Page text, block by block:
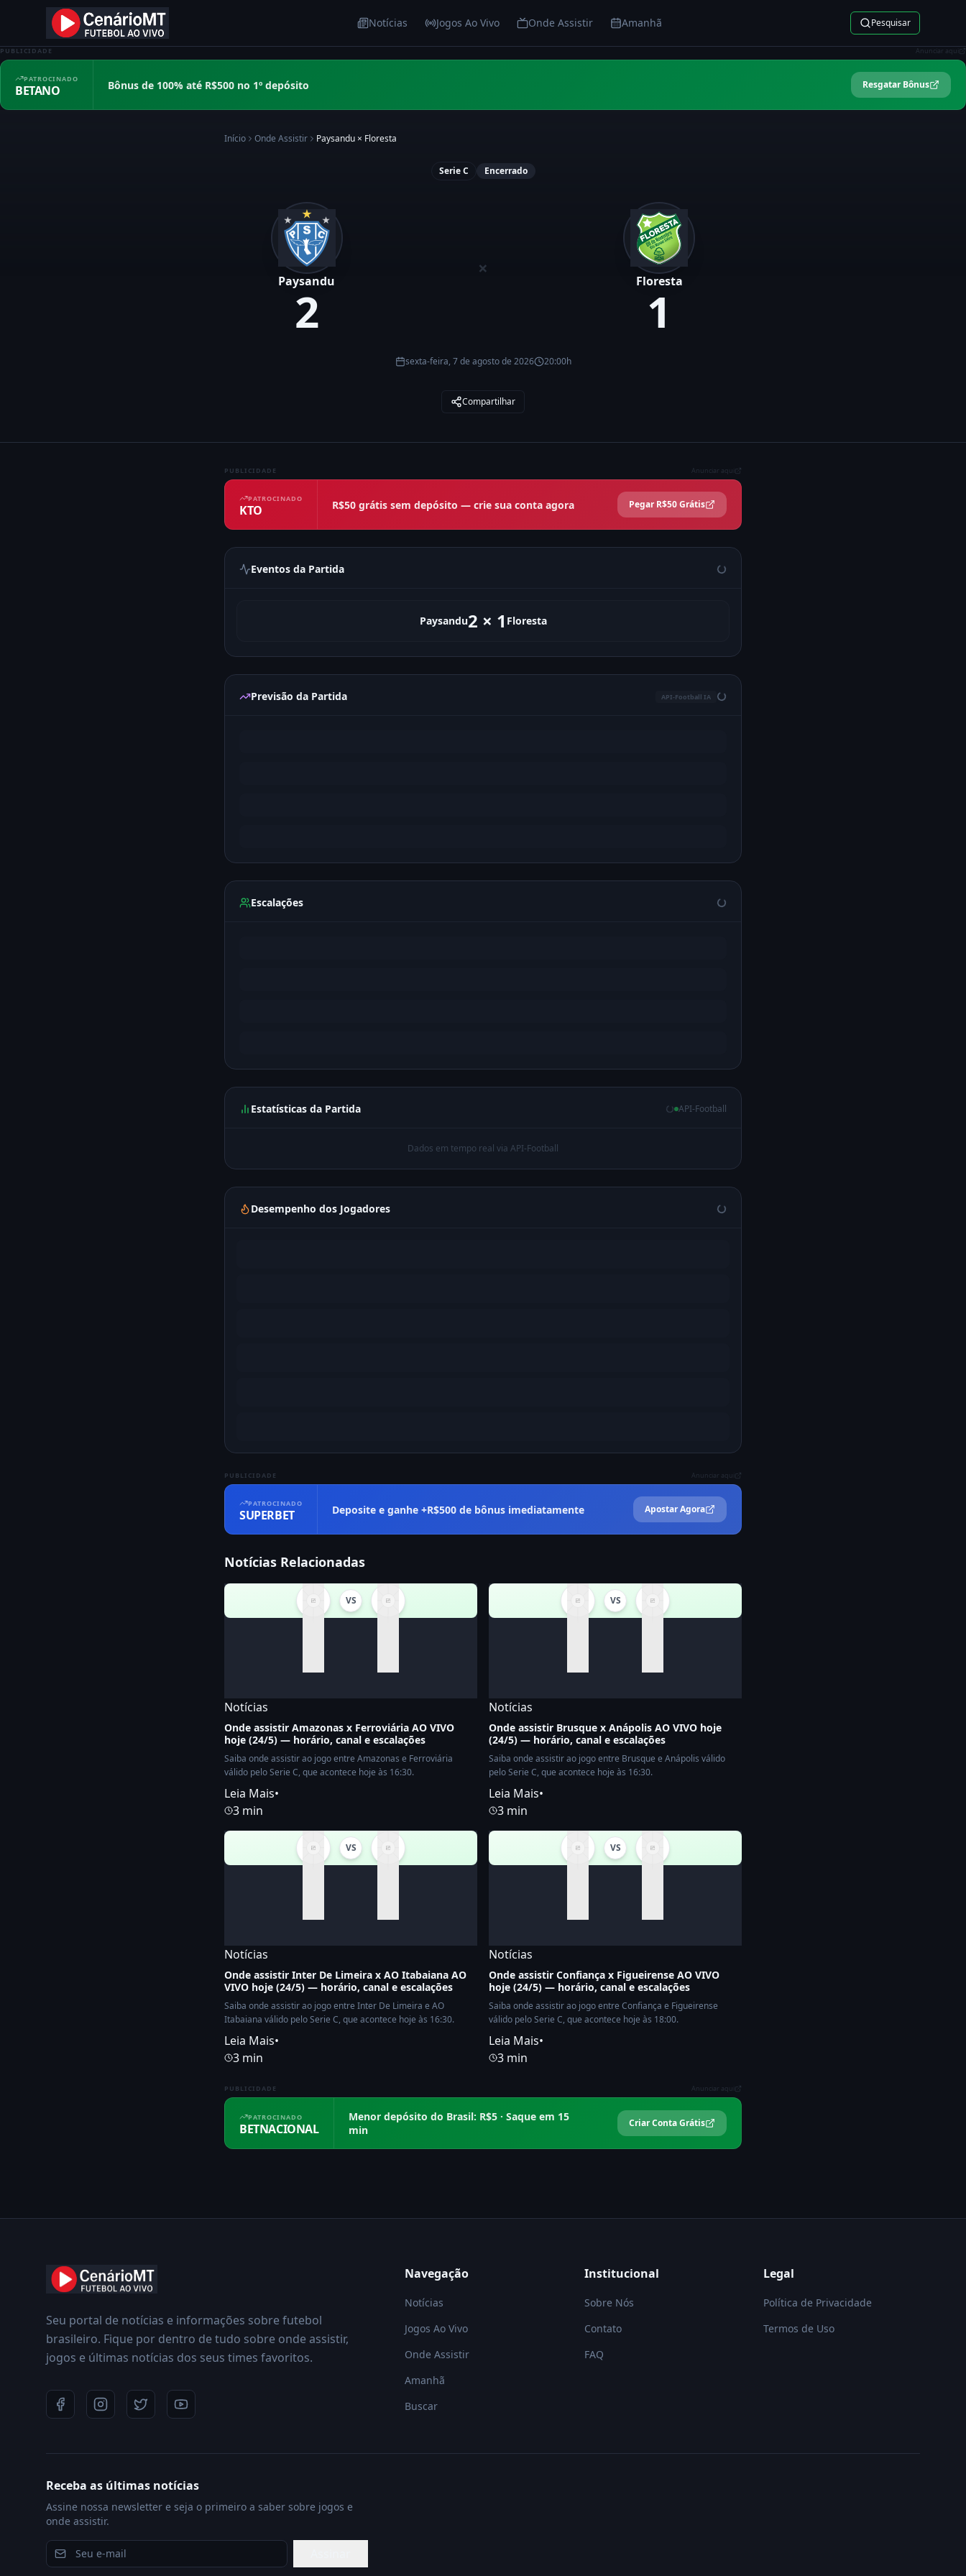
Notícias Jogos Ao Vivo Onde Assistir Amanhã Pesquisar
PUBLICIDADE Anunciar aqui
PATROCINADO
BETANO Bônus de 100% até R$500 no 1º depósito Resgatar Bônus
Início Onde Assistir Paysandu × Floresta
Serie C Encerrado
Paysandu
2
×
Floresta
1
sexta-feira, 7 de agosto de 2026 20:00h
Compartilhar
PUBLICIDADE Anunciar aqui
PATROCINADO
KTO R$50 grátis sem depósito — crie sua conta agora Pegar R$50 Grátis
Eventos da Partida
Paysandu2 × 1 Floresta
Previsão da Partida API-Football IA
Escalações
Estatísticas da Partida API-Football
Dados em tempo real via API-Football
Desempenho dos Jogadores
PUBLICIDADE Anunciar aqui
PATROCINADO
SUPERBET Deposite e ganhe +R$500 de bônus imediatamente Apostar Agora
Notícias Relacionadas
VS
Notícias
Onde assistir Amazonas x Ferroviária AO VIVO
hoje (24/5) — horário, canal e escalações
Saiba onde assistir ao jogo entre Amazonas e Ferroviária
válido pelo Serie C, que acontece hoje às 16:30.
Leia Mais•
3 min
VS
Notícias
Onde assistir Brusque x Anápolis AO VIVO hoje
(24/5) — horário, canal e escalações
Saiba onde assistir ao jogo entre Brusque e Anápolis válido
pelo Serie C, que acontece hoje às 16:30.
Leia Mais•
3 min
VS
Notícias
Onde assistir Inter De Limeira x AO Itabaiana AO
VIVO hoje (24/5) — horário, canal e escalações
Saiba onde assistir ao jogo entre Inter De Limeira e AO
Itabaiana válido pelo Serie C, que acontece hoje às 16:30.
Leia Mais•
3 min
VS
Notícias
Onde assistir Confiança x Figueirense AO VIVO
hoje (24/5) — horário, canal e escalações
Saiba onde assistir ao jogo entre Confiança e Figueirense
válido pelo Serie C, que acontece hoje às 18:00.
Leia Mais•
3 min
PUBLICIDADE Anunciar aqui
PATROCINADO
BETNACIONAL
Menor depósito do Brasil: R$5 · Saque em 15
min
Criar Conta Grátis
Seu portal de notícias e informações sobre futebol
brasileiro. Fique por dentro de tudo sobre onde assistir,
jogos e últimas notícias dos seus times favoritos.
Navegação
Notícias
Jogos Ao Vivo
Onde Assistir
Amanhã
Buscar
Institucional
Sobre Nós
Contato
FAQ
Legal
Política de Privacidade
Termos de Uso
Receba as últimas notícias
Assine nossa newsletter e seja o primeiro a saber sobre jogos e
onde assistir.